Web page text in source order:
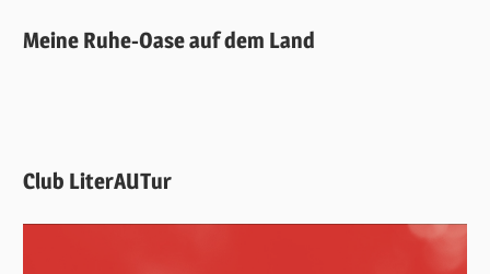
Meine Ruhe-Oase auf dem Land
Club LiterAUTur